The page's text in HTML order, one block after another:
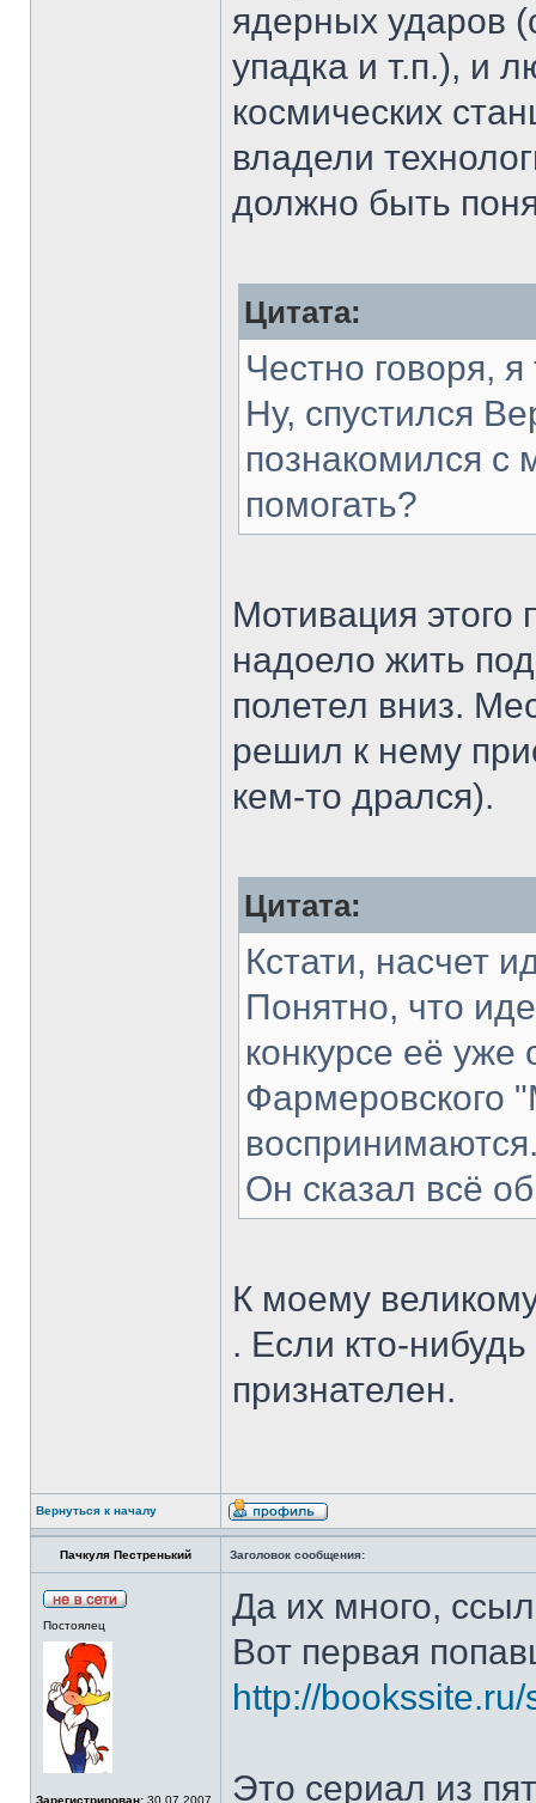
ядерных ударов
упадка и т.п.), и
космических
владели
должно быть
Цитата:
Честно говоря,
Ну, спустился
познакомился с
помогать?
Мотивация этого
надоело жить
полетел вниз.
решил к нему
кем-то дрался).
Цитата:
Кстати, насчет
Понятно, что
конкурсе её
Фармеровского
Он сказал всё
К моему
. Если кто-
признателен.
Вернуться к началу
Пачкуля Пестренький Заголовок сообщения:
Постоялец
Зарегистрирован: 30.07.2007
Да их много,
Вот первая
http://
Это сериал из